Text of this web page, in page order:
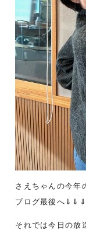
さえちゃんの今年
ブログ最後へ
それでは今日の放